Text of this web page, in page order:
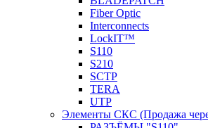
Fiber Optic
Interconnects
LockIT™
S110
S210
SCTP
TERA
UTP
Элементы СКС (Продажа